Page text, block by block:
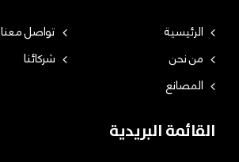
الرئيسية
تواصل معنا
من نحن
شركائنا
المصانع
القائمة البريدية